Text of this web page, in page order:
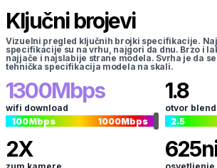
Ključni brojevi
Vizuelni pregled ključnih brojki specifikacije.
specifikacije su na vrhu, najgori da dnu. Brzo i
najjače i najslabije strane modela. Svrha je da
tehnička specifikacija modela na skali.
1300Mbps
wifi download
100Mbps 1000Mbps
1.8
otvor
2.5
2X 625